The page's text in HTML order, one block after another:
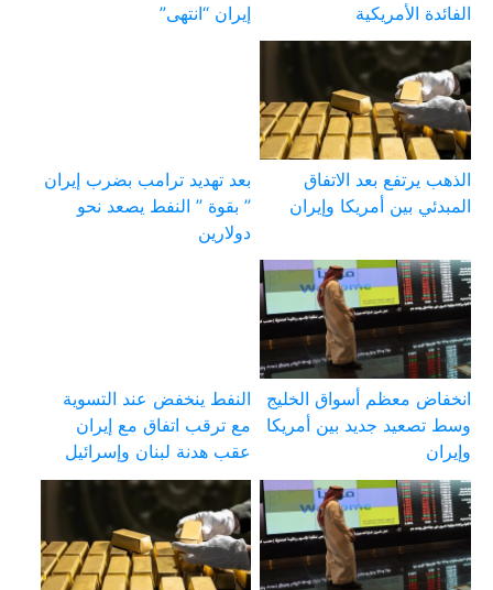
الفائدة الأمريكية
إيران “انتهى”
الذهب يرتفع بعد الاتفاق
المبدئي بين أمريكا وإيران
بعد تهديد ترامب بضرب إيران
” بقوة ” النفط يصعد نحو
دولارين
انخفاض معظم أسواق الخليج
وسط تصعيد جديد بين أمريكا
وإيران
النفط ينخفض عند التسوية
مع ترقب اتفاق مع إيران
عقب هدنة لبنان وإسرائيل